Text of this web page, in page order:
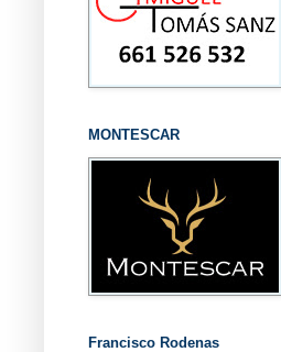
MONTESCAR
Francisco Rodenas